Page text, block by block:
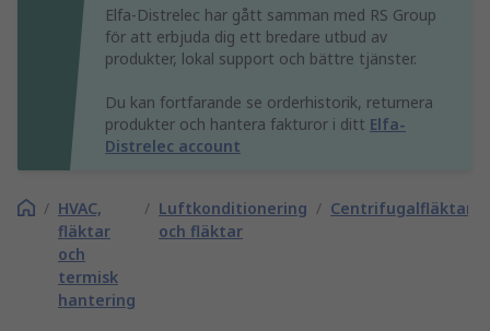
Elfa-Distrelec har gått samman med RS Group
för att erbjuda dig ett bredare utbud av
produkter, lokal support och bättre tjänster.
Du kan fortfarande se orderhistorik, returnera
produkter och hantera fakturor i ditt Elfa-
Distrelec account
/ HVAC,
fläktar
och
termisk
hantering
/ Luftkonditionering
och fläktar
/ Centrifugalfläktar